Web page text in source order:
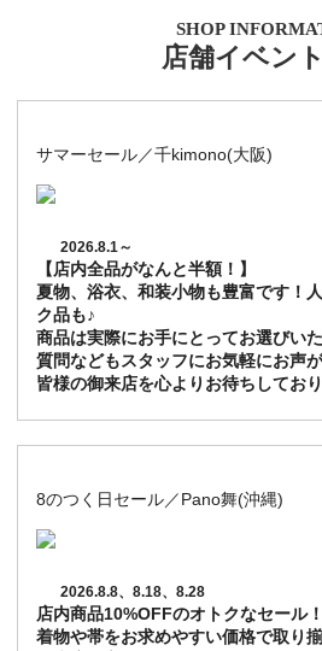
SHOP
店舗イベン
サマーセール／千kimono(大阪)
2026.8.1～
【店内全品がなんと半額！】
夏物、浴衣、和装小物も豊富です！
ク品も♪
商品は実際にお手にとってお選びい
質問などもスタッフにお気軽にお声
皆様の御来店を心よりお待ちしてお
8のつく日セール／Pano舞(沖縄)
2026.8.8、8.18、8.28
店内商品10%OFFのオトクなセール！
着物や帯をお求めやすい価格で取り